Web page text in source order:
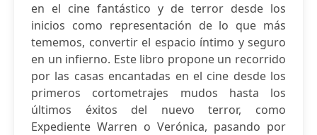
en el cine fantástico y de terror desde los
inicios como representación de lo que más
tememos, convertir el espacio íntimo y seguro
en un infierno. Este libro propone un recorrido
por las casas encantadas en el cine desde los
primeros cortometrajes mudos hasta los
últimos éxitos del nuevo terror, como
Expediente Warren o Verónica, pasando por